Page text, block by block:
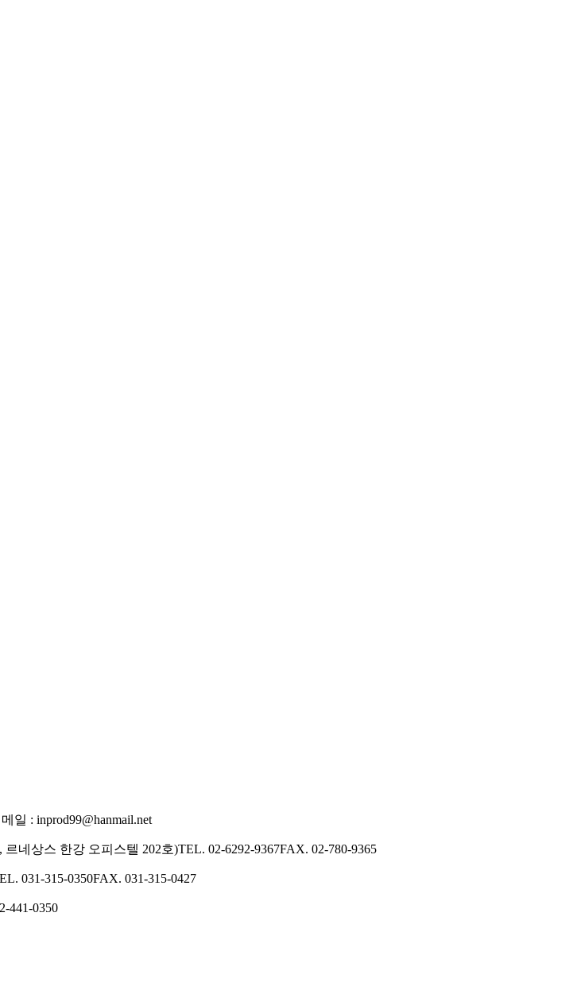
일 : inprod99@hanmail.net
르네상스 한강 오피스텔 202호)TEL. 02-6292-9367FAX. 02-780-9365
031-315-0350FAX. 031-315-0427
441-0350